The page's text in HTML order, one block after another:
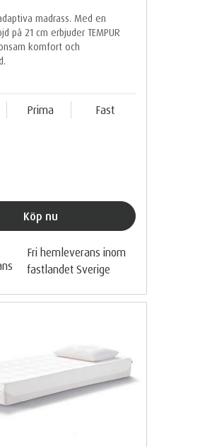
madrass. Med en
på 21 cm erbjuder TEMPUR
komfort och
Prima Fast
Köp nu
Fri hemleverans inom
fastlandet Sverige